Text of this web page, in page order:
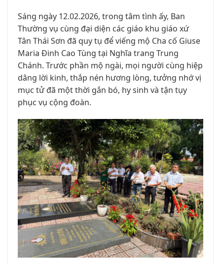
Sáng ngày 12.02.2026, trong tâm tình ấy, Ban
Thường vụ cùng đại diện các giáo khu giáo xứ
Tân Thái Sơn đã quy tụ để viếng mộ Cha cố Giuse
Maria Đinh Cao Tùng tại Nghĩa trang Trung
Chánh. Trước phần mộ ngài, mọi người cùng hiệp
dâng lời kinh, thắp nén hương lòng, tưởng nhớ vị
mục tử đã một thời gắn bó, hy sinh và tận tụy
phục vụ cộng đoàn.